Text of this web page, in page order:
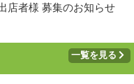
店者様 募集のお知らせ
一覧を見る